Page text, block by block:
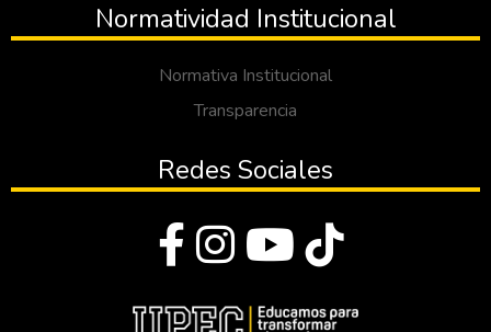
Normatividad Institucional
Normativa Institucional
Transparencia
Redes Sociales